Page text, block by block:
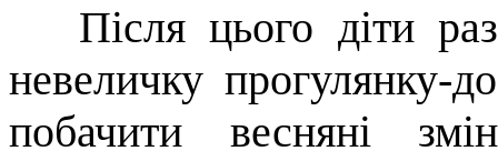
Після цього діти
невеличку прогулянку-
побачити весняні